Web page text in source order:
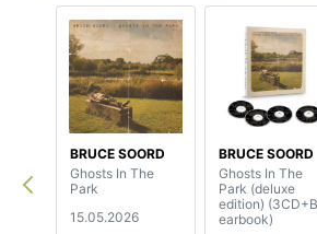
BRUCE SOORD
Ghosts In The
Park
15.05.2026
BRUCE SOORD
Ghosts In The
Park (deluxe
edition)
earbook)